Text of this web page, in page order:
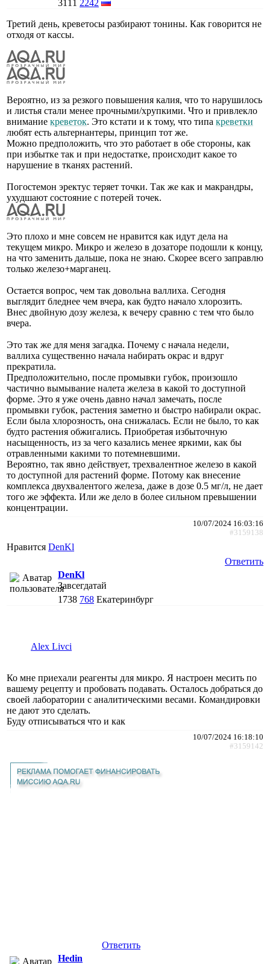
3111 2242
Третий день, креветосы разбирают тонины. Как говорится не
отходя от кассы.
Вероятно, из за резкого повышения калия, что то нарушилось
и листья стали менее прочными/хрупкими. Что и привлекло
внимание креветок. Это кстати и к тому, что типа креветки
любят есть альтернантеры, принцип тот же.
Можно предположить, что это работает в обе стороны, как
при избытке так и при недостатке, происходит какое то
нарушение в тканях растений.
Погостемон эректус теряет точки. Так же как и макрандры,
ухудшают состояние с потерей точек.
Это плохо и мне совсем не нравится как идут дела на
текущем микро. Микро и железо в дозаторе подошли к концу,
на что заменить дальше, пока не знаю. Скорее всего заправлю
только железо+марганец.
Остается вопрос, чем так довольна валлиха. Сегодня
выглядит бледнее чем вчера, как будто начало хлорозить.
Внес двойную дозу железа, к вечеру сравню с тем что было
вчера.
Это так же для меня загадка. Почему с начала недели,
валлиха существенно начала набирать окрас и вдруг
прекратила.
Предположительно, после промывки губок, произошло
частично вымывание налета железа в какой то доступной
форме. Это я уже очень давно начал замечать, после
промывки губок, растения заметно и быстро набирали окрас.
Если была хлорозность, она снижалась. Если не было, то как
будто растения обжигались. Приобретая избыточную
насыщенность, из за чего казались менее яркими, как бы
отравленными какими то потемневшими.
Вероятно, так явно действует, трехвалентное железо в какой
то доступной для растений форме. Потому как внесение
комплекса двухвалентого железа, даже в дозе 0.5 мг/л, не дает
того же эффекта. Или же дело в более сильном превышении
концентрации.
10/07/2024 16:03:16
#3159138
Нравится DenKl
Ответить
DenKl
Завсегдатай
1738 768 Екатеринбург
Alex Livci
Ко мне приехали реагенты для микро. Я настроен месить по
вашему рецепту и пробовать подавать. Осталось добраться до
своей лаборатории с аналитическими весами. Командировки
не дают это сделать.
Буду отписываться что и как
10/07/2024 16:18:10
#3159142
Ответить
Hedin